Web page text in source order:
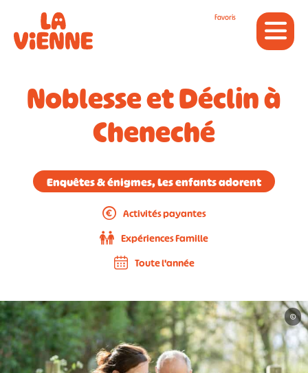
Favoris
Noblesse et Déclin à
Cheneché
Enquêtes & énigmes, Les enfants adorent
Activités payantes
Expériences Famille
Toute l'année
©